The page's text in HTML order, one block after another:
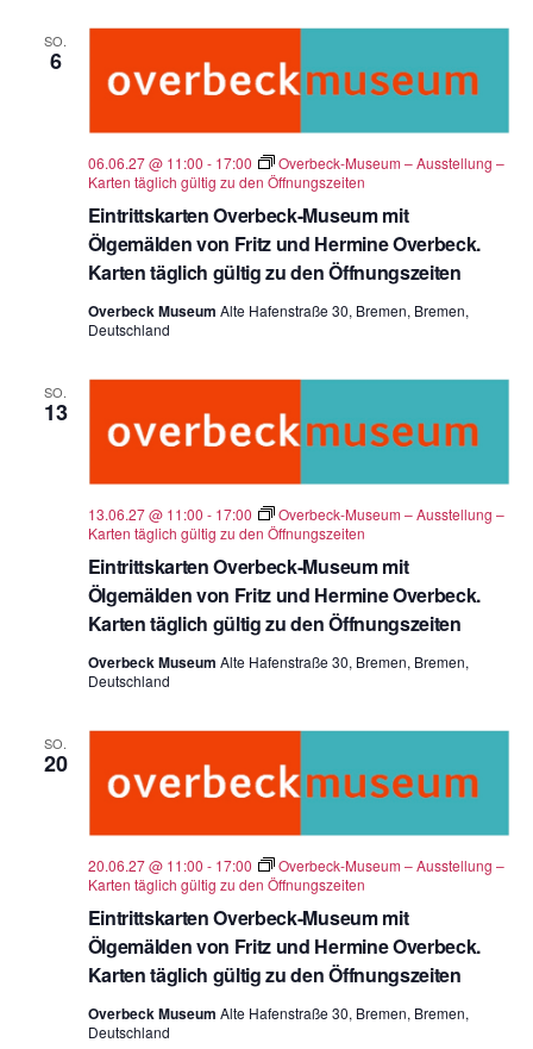
SO.
6
Eintrittskarten Overbeck-Museum mit
Ölgemälden von Fritz und Hermine Overbeck.
Karten täglich gültig zu den Öffnungszeiten
06.06.27 @ 11:00 - 17:00
Overbeck-Museum – Ausstellung –
Karten täglich gültig zu den Öffnungszeiten
Overbeck Museum Alte Hafenstraße 30, Bremen, Bremen,
Deutschland
SO.
13
Eintrittskarten Overbeck-Museum mit
Ölgemälden von Fritz und Hermine Overbeck.
Karten täglich gültig zu den Öffnungszeiten
13.06.27 @ 11:00 - 17:00
Overbeck-Museum – Ausstellung –
Karten täglich gültig zu den Öffnungszeiten
Overbeck Museum Alte Hafenstraße 30, Bremen, Bremen,
Deutschland
SO.
20
Eintrittskarten Overbeck-Museum mit
Ölgemälden von Fritz und Hermine Overbeck.
Karten täglich gültig zu den Öffnungszeiten
20.06.27 @ 11:00 - 17:00
Overbeck-Museum – Ausstellung –
Karten täglich gültig zu den Öffnungszeiten
Overbeck Museum Alte Hafenstraße 30, Bremen, Bremen,
Deutschland